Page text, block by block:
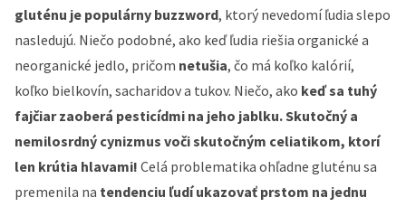
gluténu je populárny buzzword, ktorý nevedomí ľudia slepo
nasledujú. Niečo podobné, ako keď ľudia riešia organické a
neorganické jedlo, pričom netušia, čo má koľko kalórií,
koľko bielkovín, sacharidov a tukov. Niečo, ako keď sa tuhý
fajčiar zaoberá pesticídmi na jeho jablku. Skutočný a
nemilosrdný cynizmus voči skutočným celiatikom, ktorí
len krútia hlavami! Celá problematika ohľadne gluténu sa
premenila na tendenciu ľudí ukazovať prstom na jednu